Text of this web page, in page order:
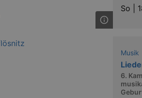
So |
Musik
6.